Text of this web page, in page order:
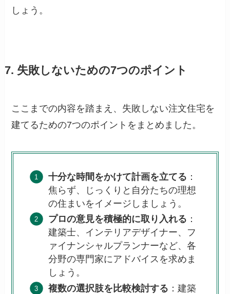
しょう。
7. 失敗しないための7つのポイント
ここまでの内容を踏まえ、失敗しない注文住宅を
建てるための7つのポイントをまとめました。
十分な時間をかけて計画を立てる ：
焦らず、じっくりと自分たちの理想
の住まいをイメージしましょう。
プロの意見を積極的に取り入れる ：
建築士、インテリアデザイナー、フ
ァイナンシャルプランナーなど、各
分野の専門家にアドバイスを求めま
しょう。
複数の選択肢を比較検討する ：建築